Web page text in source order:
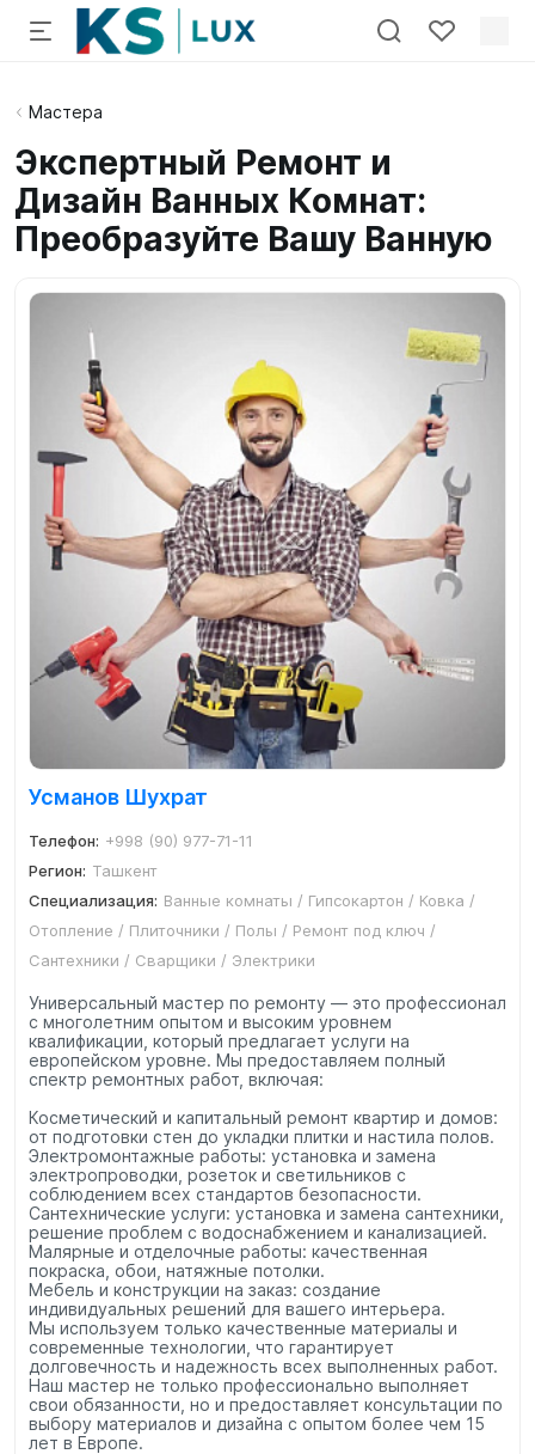
Мастера
Экспертный Ремонт и
Дизайн Ванных Комнат:
Преобразуйте Вашу Ванную
Усманов Шухрат
Телефон: +998 (90) 977-71-11
Регион: Ташкент
Специализация: Ванные комнаты / Гипсокартон / Ковка /
Отопление / Плиточники / Полы / Ремонт под ключ /
Сантехники / Сварщики / Электрики
Универсальный мастер по ремонту — это профессионал
с многолетним опытом и высоким уровнем
квалификации, который предлагает услуги на
европейском уровне. Мы предоставляем полный
спектр ремонтных работ, включая:
Косметический и капитальный ремонт квартир и домов:
от подготовки стен до укладки плитки и настила полов.
Электромонтажные работы: установка и замена
электропроводки, розеток и светильников с
соблюдением всех стандартов безопасности.
Сантехнические услуги: установка и замена сантехники,
решение проблем с водоснабжением и канализацией.
Малярные и отделочные работы: качественная
покраска, обои, натяжные потолки.
Мебель и конструкции на заказ: создание
индивидуальных решений для вашего интерьера.
Мы используем только качественные материалы и
современные технологии, что гарантирует
долговечность и надежность всех выполненных работ.
Наш мастер не только профессионально выполняет
свои обязанности, но и предоставляет консультации по
выбору материалов и дизайна с опытом более чем 15
лет в Европе.